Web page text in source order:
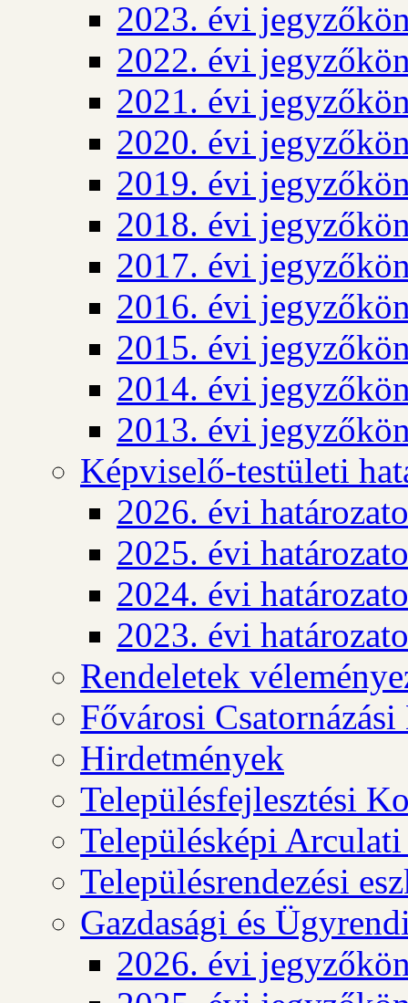
2023. évi
2022. évi
2021. évi
2020. évi
2019. évi
2018. évi
2017. évi
2016. évi
2015. évi
2014. évi
2013. évi
Képviselő-testületi
2026. évi
2025. évi
2024. évi
2023. évi
Rendeletek
Fővárosi
Hirdetmények
Településfejlesztési
Településképi
Településrendezési
Gazdasági és
2026. évi